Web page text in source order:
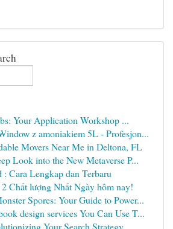
Your Application Workshop ...
z amoniakiem 5L - Profesjon...
Movers Near Me in Deltona, FL
Look into the New Metaverse P...
: Cara Lengkap dan Terbaru
Chất lượng Nhất Ngày hôm nay!
Spores: Your Guide to Power...
design services You Can Use T...
Your Search Strategy